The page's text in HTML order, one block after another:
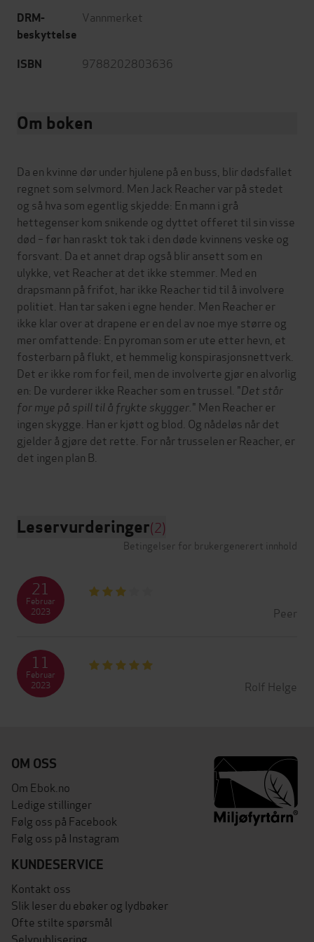
DRM-
beskyttelse
Vannmerket
ISBN 9788202803636
Om boken
Da en kvinne dør under hjulene på en buss, blir dødsfallet
regnet som selvmord. Men Jack Reacher var på stedet
og så hva som egentlig skjedde: En mann i grå
hettegenser kom snikende og dyttet offeret til sin visse
død – før han raskt tok tak i den døde kvinnens veske og
forsvant. Da et annet drap også blir ansett som en
ulykke, vet Reacher at det ikke stemmer. Med en
drapsmann på frifot, har ikke Reacher tid til å involvere
politiet. Han tar saken i egne hender. Men Reacher er
ikke klar over at drapene er en del av noe mye større og
mer omfattende: En pyroman som er ute etter hevn, et
fosterbarn på flukt, et hemmelig konspirasjonsnettverk.
Det er ikke rom for feil, men de involverte gjør en alvorlig
en: De vurderer ikke Reacher som en trussel. "Det står
for mye på spill til å frykte skygger. " Men Reacher er
ingen skygge. Han er kjøtt og blod. Og nådeløs når det
gjelder å gjøre det rette. For når trusselen er Reacher, er
det ingen plan B.
Leservurderinger(2)
Betingelser for brukergenerert innhold
Peer
21
Februar
2023
Rolf Helge
11
Februar
2023
OM OSS
Om Ebok.no
Ledige stillinger
Følg oss på Facebook
Følg oss på Instagram
KUNDESERVICE
Kontakt oss
Slik leser du ebøker og lydbøker
Ofte stilte spørsmål
Selvpublisering